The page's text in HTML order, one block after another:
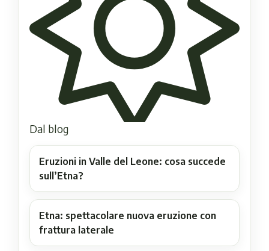
Dal blog
Eruzioni in Valle del Leone: cosa succede
sull’Etna?
Etna: spettacolare nuova eruzione con
frattura laterale